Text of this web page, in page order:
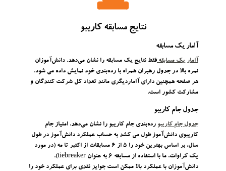
نتایج مسابقه کاریبو
آامار یک مسابقه
آامار یک مسابقهفقط نتایج یک مسابقه را نشان می‌دهد. دانش‌آموزان
نمره بالا در جدول رهبران همراه با رده‌بندی خود نمایش داده می شود.
هر صفحه همچنین دارای آاماردیگری مانند تعداد کل شرکت کنندگان و
مشارکت کشور است.
جدول جام کاریبو
جدول جام کاریبو رده‌بندی جام کاریبو را نشان می‌دهد. امتیاز جام
کاریبوی دانش‌آموز طول می کشد به حساب عملکرد دانش‌آموز در طول
سال، بر اساس بهترین خود را 5 از 6 مسابقات از اکتبر تا مه (در مورد
یک کراوات، ما با استفاده از مسابقه 6 به عنوان tiebreaker).
دانش‌آموزان با عملکرد بالا ممکن است جوایز نقدی برای عملکرد خود را